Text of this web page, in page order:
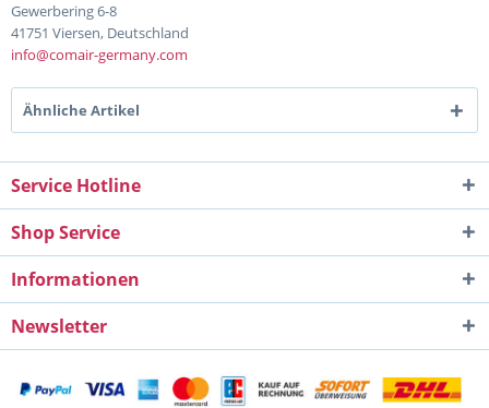
Gewerbering 6-8
41751 Viersen, Deutschland
info@comair-germany.com
Ähnliche Artikel
Service Hotline
Shop Service
Informationen
Newsletter